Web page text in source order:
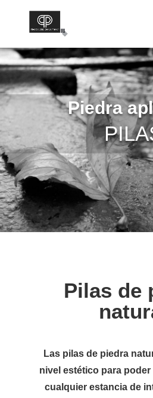
Piedra
Pilas de
Las pilas de piedra
nivel estético para
cualquier estancia de